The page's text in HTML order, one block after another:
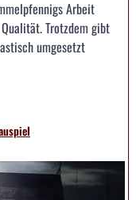
Arbeit
Trotzdem gibt
umgesetzt